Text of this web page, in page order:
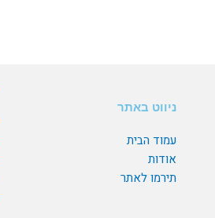
ניווט באתר
עמוד הבית
אודות
תירמו לאתר